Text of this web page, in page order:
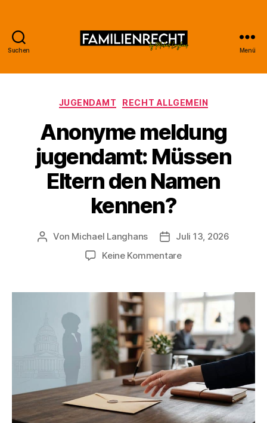
Suchen
Michael
Langhans
Menü
Kategorien
JUGENDAMT RECHT ALLGEMEIN
Anonyme meldung
jugendamt: Müssen
Eltern den Namen
kennen?
Beitragsautor
Von Michael Langhans Beitragsdatum
Juli 13, 2026
Keine Kommentarezu
jugendamt:
Müssen
Eltern
den
Namen
kennen?